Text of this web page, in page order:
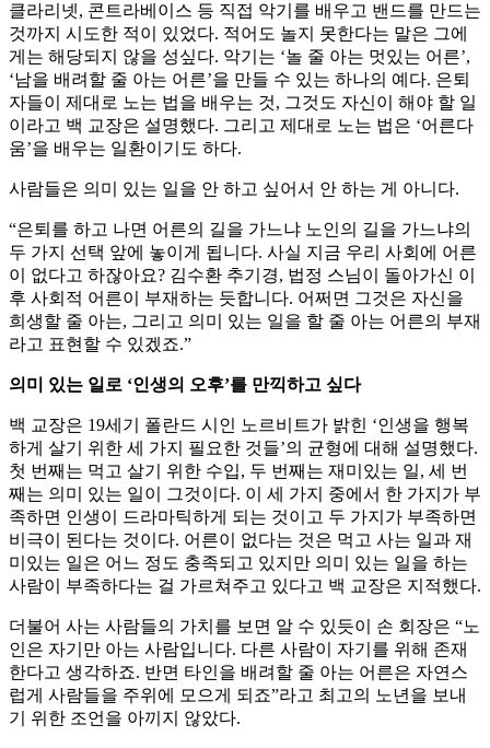
클라리넷, 콘트라베이스 등 직접 악기를 배우고 밴드를 만드는
것까지 시도한 적이 있었다. 적어도 놀지 못한다는 말은 그에
게는 해당되지 않을 성싶다. 악기는 ‘놀 줄 아는 멋있는 어른’,
‘남을 배려할 줄 아는 어른’을 만들 수 있는 하나의 예다. 은퇴
자들이 제대로 노는 법을 배우는 것, 그것도 자신이 해야 할 일
이라고 백 교장은 설명했다. 그리고 제대로 노는 법은 ‘어른다
움’을 배우는 일환이기도 하다.
사람들은 의미 있는 일을 안 하고 싶어서 안 하는 게 아니다.
“은퇴를 하고 나면 어른의 길을 가느냐 노인의 길을 가느냐의
두 가지 선택 앞에 놓이게 됩니다. 사실 지금 우리 사회에 어른
이 없다고 하잖아요? 김수환 추기경, 법정 스님이 돌아가신 이
후 사회적 어른이 부재하는 듯합니다. 어쩌면 그것은 자신을
희생할 줄 아는, 그리고 의미 있는 일을 할 줄 아는 어른의 부재
라고 표현할 수 있겠죠.”
의미 있는 일로 ‘인생의 오후’를 만끽하고 싶다
백 교장은 19세기 폴란드 시인 노르비트가 밝힌 ‘인생을 행복
하게 살기 위한 세 가지 필요한 것들’의 균형에 대해 설명했다.
첫 번째는 먹고 살기 위한 수입, 두 번째는 재미있는 일, 세 번
째는 의미 있는 일이 그것이다. 이 세 가지 중에서 한 가지가 부
족하면 인생이 드라마틱하게 되는 것이고 두 가지가 부족하면
비극이 된다는 것이다. 어른이 없다는 것은 먹고 사는 일과 재
미있는 일은 어느 정도 충족되고 있지만 의미 있는 일을 하는
사람이 부족하다는 걸 가르쳐주고 있다고 백 교장은 지적했다.
더불어 사는 사람들의 가치를 보면 알 수 있듯이 손 회장은 “노
인은 자기만 아는 사람입니다. 다른 사람이 자기를 위해 존재
한다고 생각하죠. 반면 타인을 배려할 줄 아는 어른은 자연스
럽게 사람들을 주위에 모으게 되죠”라고 최고의 노년을 보내
기 위한 조언을 아끼지 않았다.